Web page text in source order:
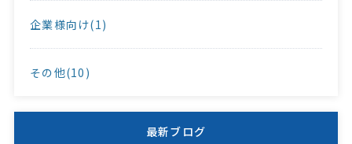
企業様向け(1)
その他(10)
最新ブログ